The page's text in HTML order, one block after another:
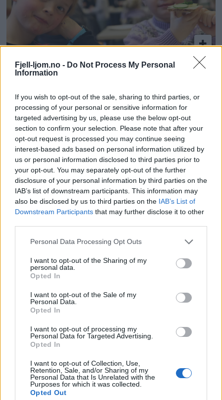
Fjell-ljom.no - Do Not Process My Personal
Information
If you wish to opt-out of the sale, sharing to third parties, or
processing of your personal or sensitive information for
targeted advertising by us, please use the below opt-out
section to confirm your selection. Please note that after your
opt-out request is processed you may continue seeing
interest-based ads based on personal information utilized by
us or personal information disclosed to third parties prior to
your opt-out. You may separately opt-out of the further
disclosure of your personal information by third parties on the
IAB’s list of downstream participants. This information may
also be disclosed by us to third parties on the IAB’s List of
Downstream Participants that may further disclose it to other
Personal Data Processing Opt Outs
I want to opt-out of the Sharing of my
personal data.
Opted In
I want to opt-out of the Sale of my
Personal Data.
Opted In
I want to opt-out of processing my
Personal Data for Targeted Advertising.
Opted In
I want to opt-out of Collection, Use,
Retention, Sale, and/or Sharing of my
Personal Data that Is Unrelated with the
Purposes for which it was collected.
Opted Out
Skolefrokost ved Haltdalen
Fjell-Ljom arbeider etterVær Varsom-
plakatens regler for god presseskikk.
Den som mener seg rammet av urettmessig
medieomtale, oppfordres til å ta kontakt
med redaksjonen.
klageorgan som behandler klager mot
mediene i presseetiske spørsmål.
For informasjon om klageadgang, se:
www.presse.no
Fjell-Ljom har ikke ansvar for innhold på
Det er ikke tillatt å kopiere fra siden eller
legge ut skjermdump av artikler.